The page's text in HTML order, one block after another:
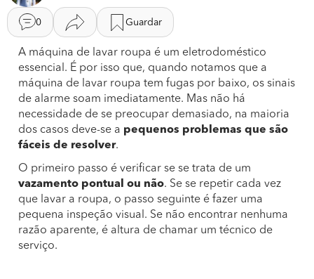
0 Guardar
A máquina de lavar roupa é um eletrodoméstico
essencial. É por isso que, quando notamos que a
máquina de lavar roupa tem fugas por baixo, os sinais
de alarme soam imediatamente. Mas não há
necessidade de se preocupar demasiado, na maioria
dos casos deve-se a pequenos problemas que são
fáceis de resolver.
O primeiro passo é verificar se se trata de um
vazamento pontual ou não. Se se repetir cada vez
que lavar a roupa, o passo seguinte é fazer uma
pequena inspeção visual. Se não encontrar nenhuma
razão aparente, é altura de chamar um técnico de
serviço.